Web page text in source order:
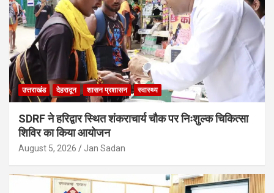
उत्तराखंड देहरादून शासन प्रशासन स्वास्थ्य
SDRF ने हरिद्वार स्थित शंकराचार्य चौक पर निःशुल्क चिकित्सा
शिविर का किया आयोजन
August 5, 2026 Jan Sadan